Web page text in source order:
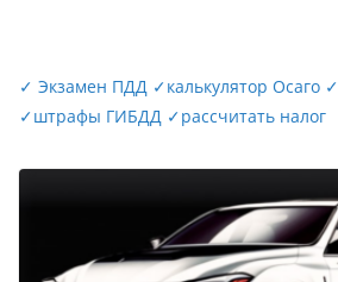
✓ Экзамен ПДД ✓калькулятор Осаго ✓
✓штрафы ГИБДД ✓рассчитать налог